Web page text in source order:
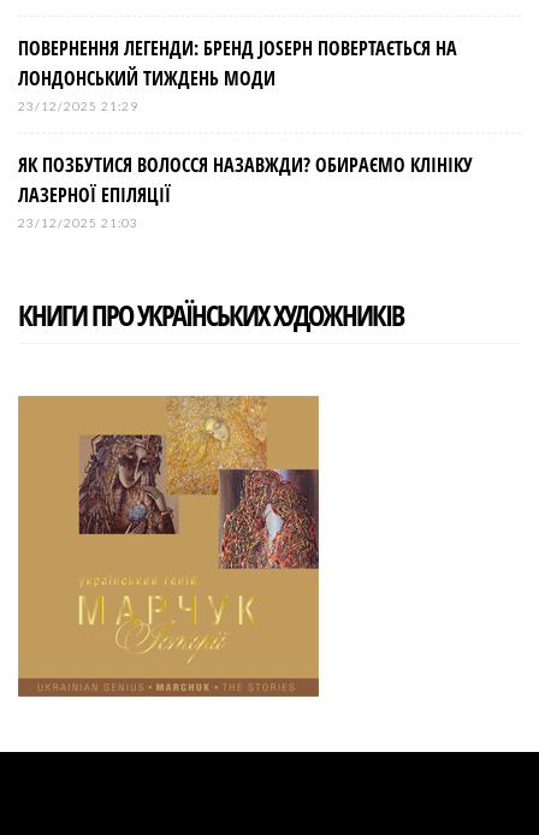
ПОВЕРНЕННЯ ЛЕГЕНДИ: БРЕНД JOSEPH ПОВЕРТАЄТЬСЯ НА
ЛОНДОНСЬКИЙ ТИЖДЕНЬ МОДИ
23/12/2025 21:29
ЯК ПОЗБУТИСЯ ВОЛОССЯ НАЗАВЖДИ? ОБИРАЄМО КЛІНІКУ
ЛАЗЕРНОЇ ЕПІЛЯЦІЇ
23/12/2025 21:03
КНИГИ ПРО УКРАЇНСЬКИХ ХУДОЖНИКІВ